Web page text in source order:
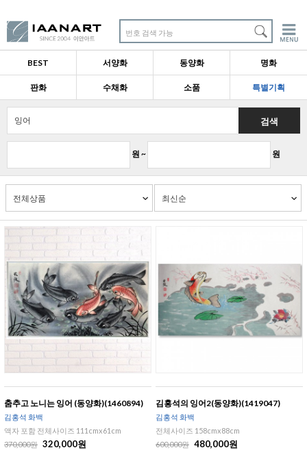
번호 검색 가능
BEST 서양화 동양화 명화
판화 수채화 소품 특별기획
원 ~ 원
검색
춤추고 노니는 잉어 (동양화)(1460894)
김홍석 화백
액자 포함 전체사이즈 111cmx61cm
370,000원 320,000원
김홍석의 잉어2(동양화)(1419047)
김홍석 화백
전체사이즈 158cmx88cm
600,000원 480,000원